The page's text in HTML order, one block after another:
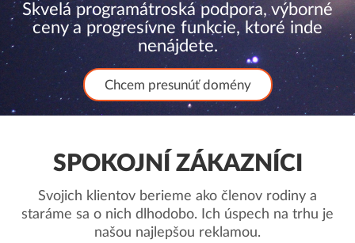
Skvelá programátroská podpora, výborné
ceny a progresívne funkcie, ktoré inde
nenájdete.
Chcem presunúť domény
SPOKOJNÍ ZÁKAZNÍCI
Svojich klientov berieme ako členov rodiny a
staráme sa o nich dlhodobo. Ich úspech na trhu je
našou najlepšou reklamou.